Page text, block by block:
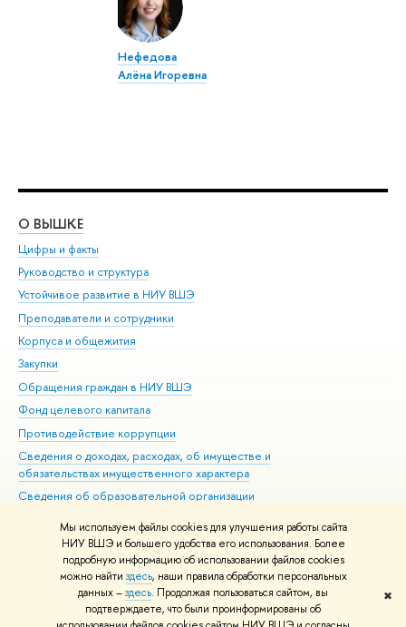
Мы используем файлы cookies для улучшения работы сайта
НИУ ВШЭ и большего удобства его использования. Более
подробную информацию об использовании файлов cookies
можно найти здесь, наши правила обработки персональных
данных –здесь. Продолжая пользоваться сайтом, вы
подтверждаете, что были проинформированы об
✖
Нефедова
Алёна Игоревна
О ВЫШКЕ
Цифры и факты
Руководство и структура
Устойчивое развитие в НИУ ВШЭ
Преподаватели и сотрудники
Корпуса и общежития
Закупки
Обращения граждан в НИУ ВШЭ
Фонд целевого капитала
Противодействие коррупции
Сведения о доходах, расходах, об имуществе и
обязательствах имущественного характера
Сведения об образовательной организации
Людям с ограниченными возможностями здоровья
Единая платежная страница
Работа в Вышке